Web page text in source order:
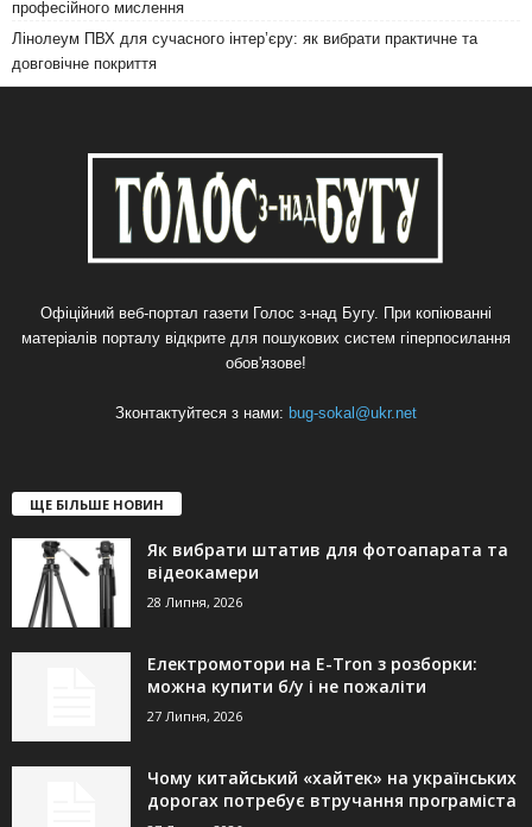
професійного мислення
Лінолеум ПВХ для сучасного інтер’єру: як вибрати практичне та
довговічне покриття
Офіційний веб-портал газети Голос з-над Бугу. При копіюванні
матеріалів порталу відкрите для пошукових систем гіперпосилання
обов'язове!
Зконтактуйтеся з нами: bug-sokal@ukr.net
ЩЕ БІЛЬШЕ НОВИН
Як вибрати штатив для фотоапарата та
відеокамери
28 Липня, 2026
Електромотори на E-Tron з розборки:
можна купити б/у і не пожаліти
27 Липня, 2026
Чому китайський «хайтек» на українських
дорогах потребує втручання програміста